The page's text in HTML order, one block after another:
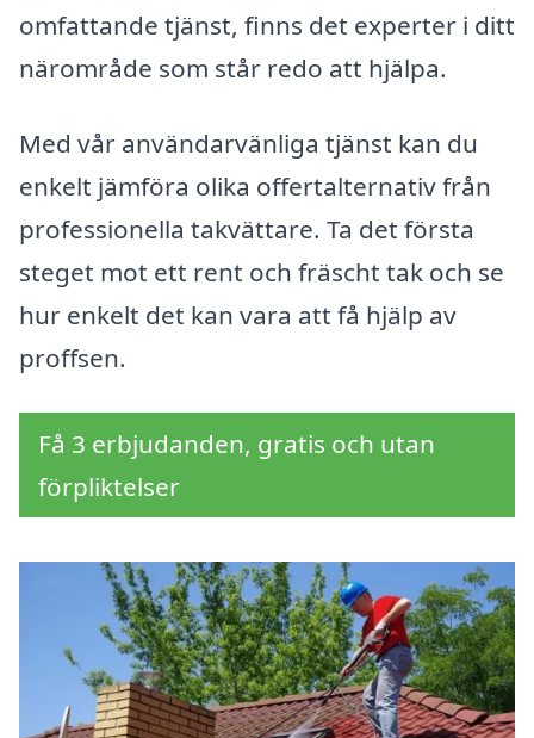
omfattande tjänst, finns det experter i ditt
närområde som står redo att hjälpa.
Med vår användarvänliga tjänst kan du
enkelt jämföra olika offertalternativ från
professionella takvättare. Ta det första
steget mot ett rent och fräscht tak och se
hur enkelt det kan vara att få hjälp av
proffsen.
Få 3 erbjudanden, gratis och utan
förpliktelser